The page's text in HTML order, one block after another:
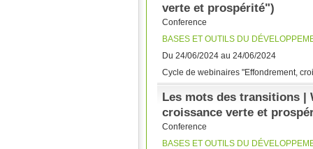
verte et prospérité")
Conference
BASES ET OUTILS DU
Du 24/06/2024 au 24/06/2024
Cycle de webinaires "Effondrement,
Les mots des transitions |
croissance verte et
Conference
BASES ET OUTILS DU